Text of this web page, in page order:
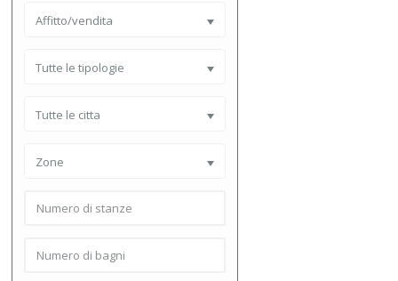
Affitto/vendita
Tutte le tipologie
Tutte le citta
Zone